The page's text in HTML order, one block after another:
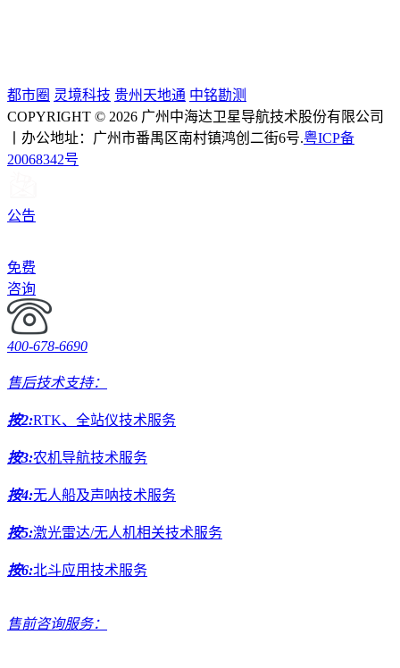
都市圈 灵境科技 贵州天地通 中铭勘测
COPYRIGHT © 2026 广州中海达卫星导航技术股份有限公司
丨办公地址：广州市番禺区南村镇鸿创二街6号.粤ICP备
20068342号
公告
免费
咨询
400-678-6690
售后技术支持：
按2:RTK、全站仪技术服务
按3:农机导航技术服务
按4:无人船及声呐技术服务
按5:激光雷达/无人机相关技术服务
按6:北斗应用技术服务
售前咨询服务：